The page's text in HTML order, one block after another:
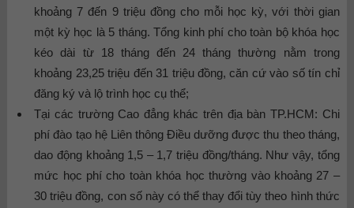
khoảng 7 đến 9 triệu đồng cho mỗi học kỳ, với thời gian
một kỳ học là 5 tháng. Tổng kinh phí cho toàn bộ khóa học
kéo dài từ 18 tháng đến 24 tháng thường nằm trong
khoảng 23,25 triệu đến 31 triệu đồng, căn cứ vào số tín chỉ
đăng ký và lộ trình học cụ thể;
Tại các trường Cao đẳng khác trên địa bàn TP.HCM: Chi
phí đào tạo hệ Liên thông Điều dưỡng được thu theo tháng,
dao động khoảng 1,5 – 1,7 triệu đồng/tháng. Như vậy, tổng
mức học phí cho toàn khóa học thường vào khoảng 27 –
30 triệu đồng, con số này có thể thay đổi tùy theo hình thức